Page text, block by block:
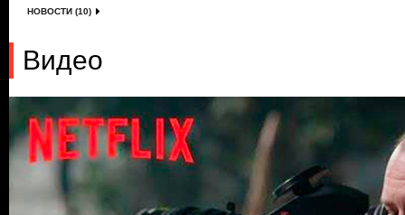
НОВОСТИ (10)
Видео